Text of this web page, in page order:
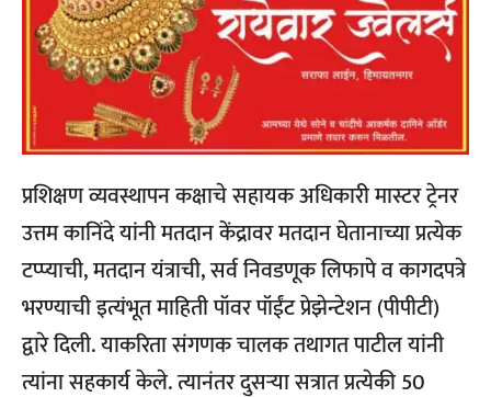
प्रशिक्षण व्यवस्थापन कक्षाचे सहायक अधिकारी मास्टर ट्रेनर
उत्तम कानिंदे यांनी मतदान केंद्रावर मतदान घेतानाच्या प्रत्येक
टप्प्याची, मतदान यंत्राची, सर्व निवडणूक लिफापे व कागदपत्रे
भरण्याची इत्यंभूत माहिती पॉवर पॉईंट प्रेझेन्टेशन (पीपीटी)
द्वारे दिली. याकरिता संगणक चालक तथागत पाटील यांनी
त्यांना सहकार्य केले. त्यानंतर दुसऱ्या सत्रात प्रत्येकी 50